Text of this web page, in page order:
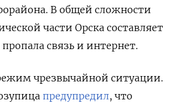
В общей сложности
части Орска составляет
связь и интернет.
чрезвычайной ситуации.
предупредил, что